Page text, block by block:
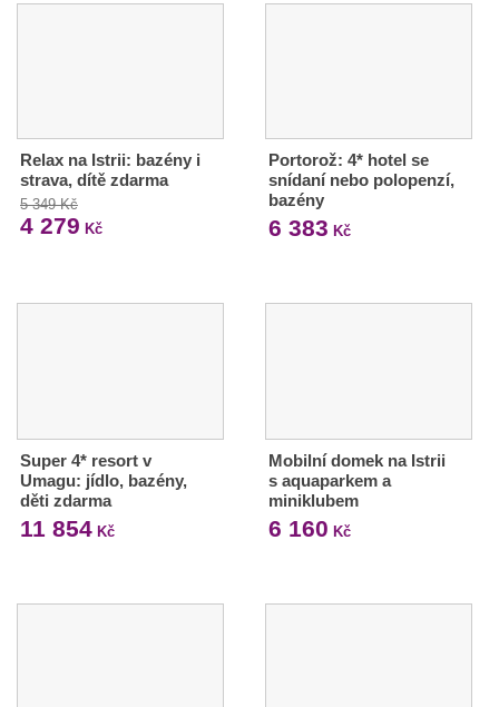
Relax na Istrii: bazény i
strava, dítě zdarma
5 349 Kč
4 279 Kč
Portorož: 4* hotel se
snídaní nebo polopenzí,
bazény
6 383 Kč
Super 4* resort v
Umagu: jídlo, bazény,
děti zdarma
11 854 Kč
Mobilní domek na Istrii
s aquaparkem a
miniklubem
6 160 Kč